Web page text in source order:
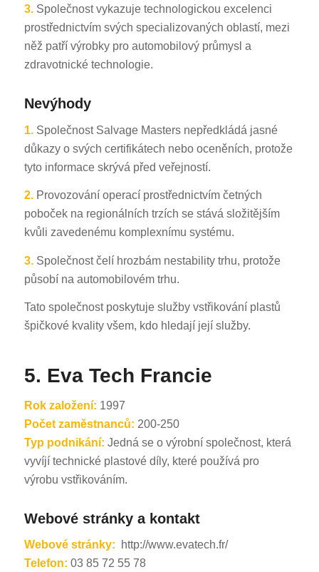
3.Společnost vykazuje technologickou excelenci
prostřednictvím svých specializovaných oblastí, mezi
něž patří výrobky pro automobilový průmysl a
zdravotnické technologie.
Nevýhody
1.Společnost Salvage Masters nepředkládá jasné
důkazy o svých certifikátech nebo oceněních, protože
tyto informace skrývá před veřejností.
2.Provozování operací prostřednictvím četných
poboček na regionálních trzích se stává složitějším
kvůli zavedenému komplexnímu systému.
3.Společnost čelí hrozbám nestability trhu, protože
působí na automobilovém trhu.
Tato společnost poskytuje služby vstřikování plastů
špičkové kvality všem, kdo hledají její služby.
5. Eva Tech Francie
Rok založení: 1997
Počet zaměstnanců: 200-250
Typ podnikání: Jedná se o výrobní společnost, která
vyvíjí technické plastové díly, které používá pro
výrobu vstřikováním.
Webové stránky a kontakt
Webové stránky:
http://www.evatech.fr/
Telefon: 03 85 72 55 78